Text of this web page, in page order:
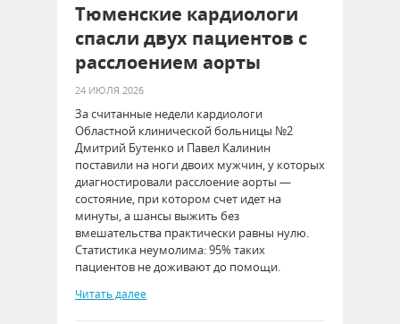
Тюменские кардиологи
спасли двух пациентов с
расслоением аорты
24 ИЮЛЯ 2026
За считанные недели кардиологи
Областной клинической больницы №2
Дмитрий Бутенко и Павел Калинин
поставили на ноги двоих мужчин, у которых
диагностировали расслоение аорты —
состояние, при котором счет идет на
минуты, а шансы выжить без
вмешательства практически равны нулю.
Статистика неумолима: 95% таких
пациентов не доживают до помощи.
Читать далее